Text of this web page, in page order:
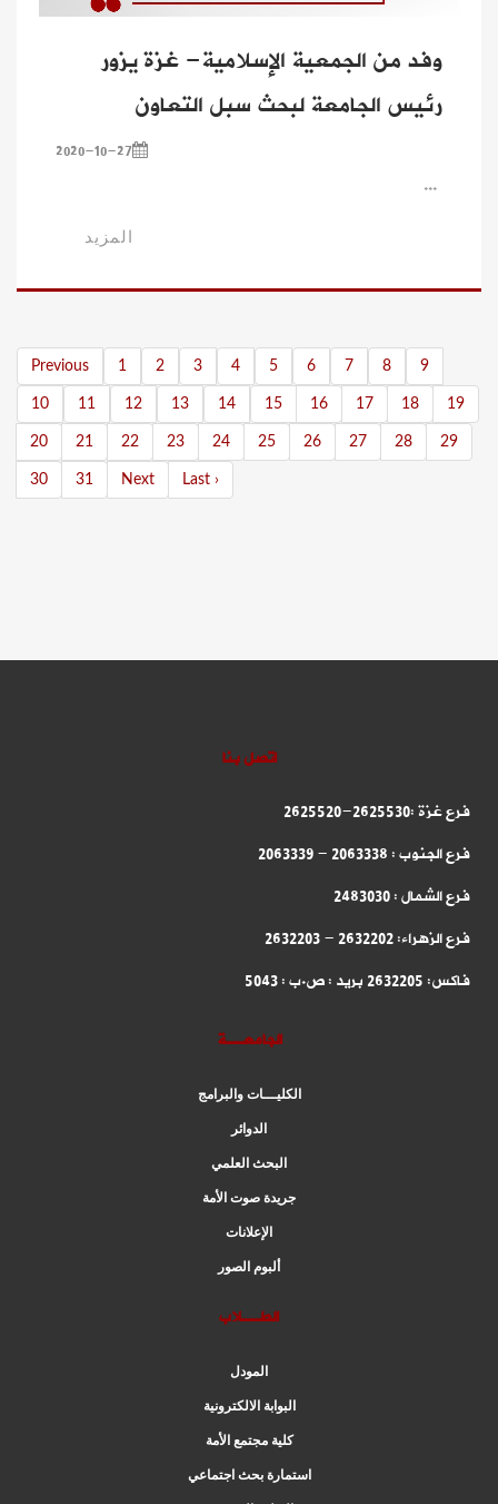
وفد من الجمعية الإسلامية- غزة يزور
رئيس الجامعة لبحث سبل التعاون
2020-10-27
...
المزيد
Previous 1 2 3 4 5 6 7 8 9
10 11 12 13 14 15 16 17 18 19
20 21 22 23 24 25 26 27 28 29
30 31 Next Last ›
اتصل بنا
فرع غزة :2625530-2625520
فرع الجنوب : 2063338 - 2063339
فرع الشمال : 2483030
فرع الزهراء: 2632202 - 2632203
فاكس: 2632205 بريد : ص.ب : 5043
الجامعــة
الكليـــات والبرامج
الدوائر
البحث العلمي
جريدة صوت الأمة
الإعلانات
ألبوم الصور
الطــلاب
المودل
البوابة الالكترونية
كلية مجتمع الأمة
استمارة بحث اجتماعي